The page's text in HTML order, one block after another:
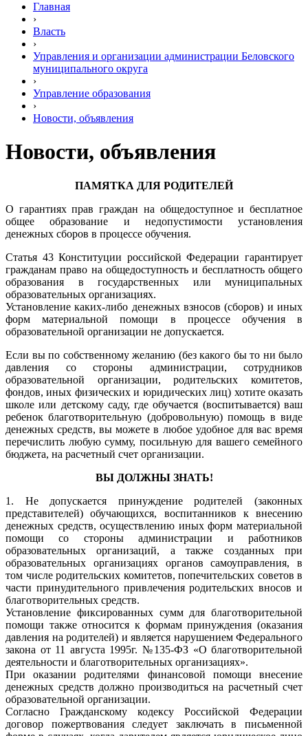
Главная
›
Власть
›
Управления и организации администрации Беловского
муниципального округа
›
Управление образования
›
Новости, объявления
Новости, объявления
ПАМЯТКА ДЛЯ РОДИТЕЛЕЙ
О гарантиях прав граждан на общедоступное и бесплатное
общее образование и недопустимости установления
денежных сборов в процессе обучения.
Статья 43 Конституции российской Федерации гарантирует
гражданам право на общедоступность и бесплатность общего
образования в государственных или муниципальных
образовательных организациях.
Установление каких-либо денежных взносов (сборов) и иных
форм материальной помощи в процессе обучения в
образовательной организации не допускается.
Если вы по собственному желанию (без какого бы то ни было
давления со стороны администрации, сотрудников
образовательной организации, родительских комитетов,
фондов, иных физических и юридических лиц) хотите оказать
школе или детскому саду, где обучается (воспитывается) ваш
ребенок благотворительную (добровольную) помощь в виде
денежных средств, вы можете в любое удобное для вас время
перечислить любую сумму, посильную для вашего семейного
бюджета, на расчетный счет организации.
ВЫ ДОЛЖНЫ ЗНАТЬ!
1. Не допускается принуждение родителей (законных
представителей) обучающихся, воспитанников к внесению
денежных средств, осуществлению иных форм материальной
помощи со стороны администрации и работников
образовательных организаций, а также созданных при
образовательных организациях органов самоуправления, в
том числе родительских комитетов, попечительских советов в
части принудительного привлечения родительских вносов и
благотворительных средств.
Установление фиксированных сумм для благотворительной
помощи также относится к формам принуждения (оказания
давления на родителей) и является нарушением Федерального
закона от 11 августа 1995г. №135-ФЗ «О благотворительной
деятельности и благотворительных организациях».
При оказании родителями финансовой помощи внесение
денежных средств должно производиться на расчетный счет
образовательной организации.
Согласно Гражданскому кодексу Российской Федерации
договор пожертвования следует заключать в письменной